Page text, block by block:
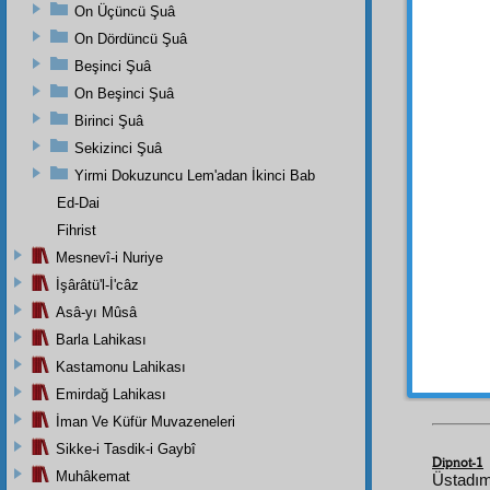
de,
Dipnot-1
On Üçüncü Şuâ
On Dördüncü Şuâ
Beşinci Şuâ
On Beşinci Şuâ
Birinci Şuâ
Sekizinci Şuâ
Yirmi Dokuzuncu Lem'adan İkinci Bab
Ed-Dai
Fihrist
Mesnevî-i Nuriye
İşârâtü'l-İ'câz
Asâ-yı Mûsâ
Barla Lahikası
Kastamonu Lahikası
Emirdağ Lahikası
İman Ve Küfür Muvazeneleri
Sikke-i Tasdik-i Gaybî
Muhâkemat